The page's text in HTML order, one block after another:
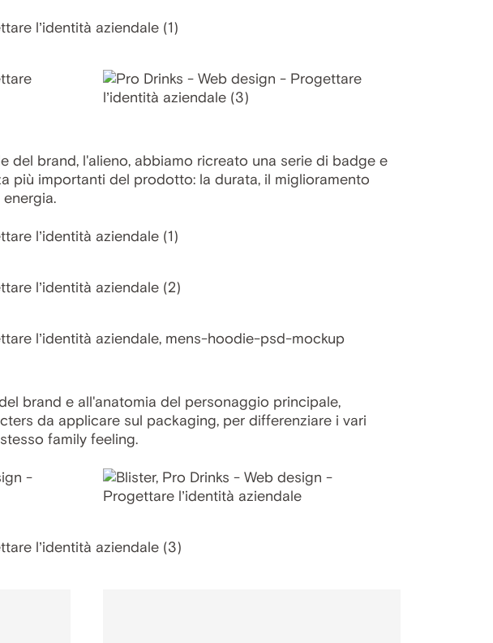
del brand, l'alieno, abbiamo ricreato una serie di badge e
più importanti del prodotto: la durata, il miglioramento
brand e all'anatomia del personaggio principale,
da applicare sul packaging, per differenziare i vari
family feeling.